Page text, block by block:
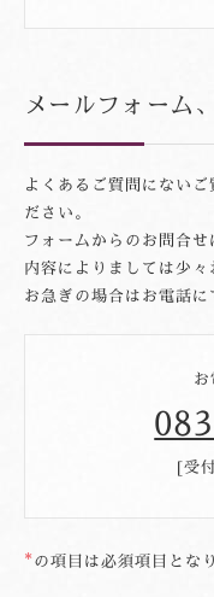
メールフォーム
よくあるご質問にない
ださい。
フォームからのお問合
内容によりましては少々
お急ぎの場合はお電話に
[受
必の項目は必須項目とな